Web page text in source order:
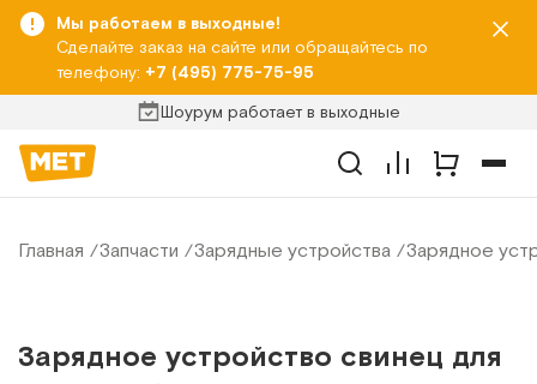
Мы работаем в выходные!
Сделайте заказ на сайте или обращайтесь по
телефону: +7 (495) 775-75-95
Шоурум работает в выходные
Главная Запчасти Зарядные устройства Зарядное
Зарядное устройство свинец для